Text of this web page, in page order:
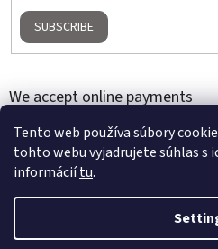
Tento web používa súbory
tohto webu vyjadrujete súhlas s
informáciítu.
SUBSCRIBE
We accept online payments
Created